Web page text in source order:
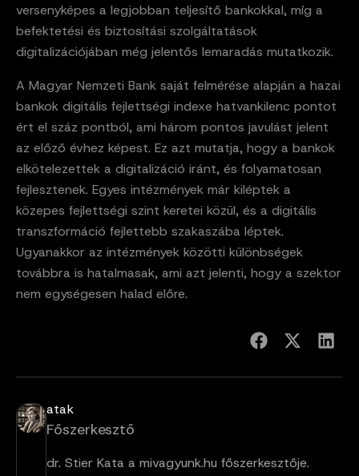
versenyképes a legjobban teljesítő bankokkal, míg a
befektetési és biztosítási szolgáltatások
digitalizációjában még jelentős lemaradás mutatkozik.
A Magyar Nemzeti Bank saját felmérése alapján a hazai
bankok digitális fejlettségi indexe hatvankilenc pontot
ért el száz pontból, ami három pontos javulást jelent
az előző évhez képest. Ez azt mutatja, hogy a bankok
elkötelezettek a digitalizáció iránt, és folyamatosan
fejlesztenek. Egyes intézmények már kiléptek a
közepes fejlettségi szint keretei közül, és a digitális
transzformáció fejlettebb szakaszába léptek.
Ugyanakkor az intézmények közötti különbségek
továbbra is hatalmasak, ami azt jelenti, hogy a szektor
nem egységesen halad előre.
atak
Főszerkesztő
dr. Stier Kata a mivagyunk.hu főszerkesztője.